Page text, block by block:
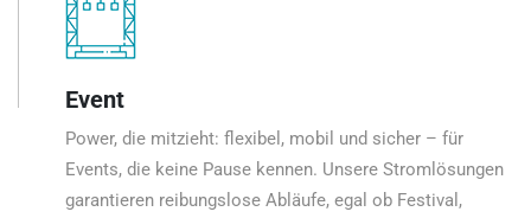
Event
Power, die mitzieht: flexibel, mobil und sicher – für
Events, die keine Pause kennen. Unsere Stromlösungen
garantieren reibungslose Abläufe, egal ob Festival,